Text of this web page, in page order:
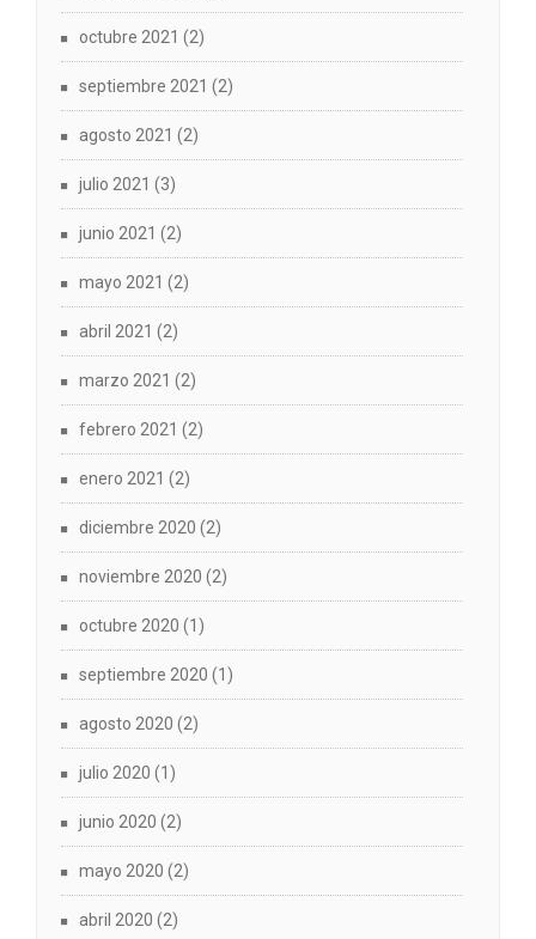
octubre 2021 (2)
septiembre 2021 (2)
agosto 2021 (2)
julio 2021 (3)
junio 2021 (2)
mayo 2021 (2)
abril 2021 (2)
marzo 2021 (2)
febrero 2021 (2)
enero 2021 (2)
diciembre 2020 (2)
noviembre 2020 (2)
octubre 2020 (1)
septiembre 2020 (1)
agosto 2020 (2)
julio 2020 (1)
junio 2020 (2)
mayo 2020 (2)
abril 2020 (2)